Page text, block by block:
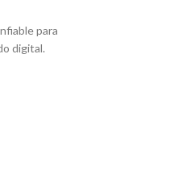
para
digital.